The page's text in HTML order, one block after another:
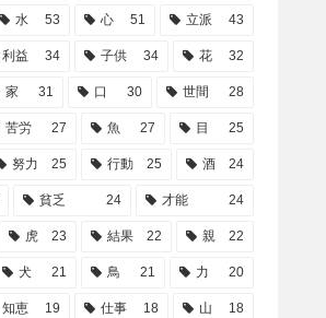
水 53 心 51 立派 43
利益 34 子供 34 花 32
家 31 口 30 世間 28
苦労 27 魚 27 目 25
努力 25 行動 25 酒 24
貧乏 24 才能 24
虎 23 結果 22 親 22
犬 21 鳥 21 力 20
知恵 19 仕事 18 山 18